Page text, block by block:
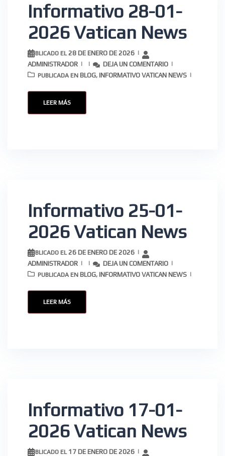
Informativo 28-01-
2026 Vatican News
PUBLICADO EL28 DE ENERO DE 2026
ADMINISTRADOR
DEJA UN COMENTARIO
PUBLICADA EN BLOG, INFORMATIVO VATICAN NEWS
LEER MÁS
Informativo 25-01-
2026 Vatican News
PUBLICADO EL26 DE ENERO DE 2026
ADMINISTRADOR
DEJA UN COMENTARIO
PUBLICADA EN BLOG, INFORMATIVO VATICAN NEWS
LEER MÁS
Informativo 17-01-
2026 Vatican News
PUBLICADO EL 17 DE ENERO DE 2026